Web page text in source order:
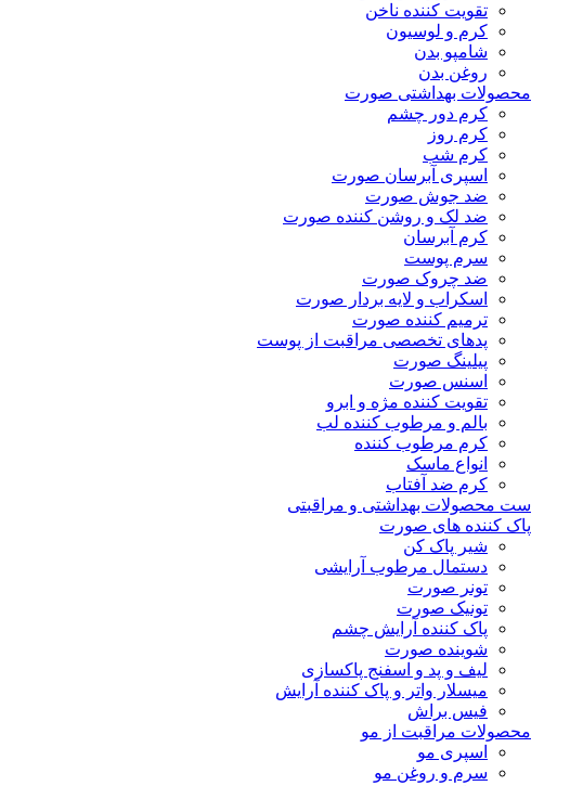
تقویت کننده ناخن
کرم و لوسیون
شامپو بدن
روغن بدن
محصولات بهداشتی صورت
کرم دور چشم
کرم روز
کرم شب
اسپری آبرسان صورت
ضد جوش صورت
ضد لک و روشن کننده صورت
کرم آبرسان
سرم پوست
ضد چروک صورت
اسکراب و لایه بردار صورت
ترمیم کننده صورت
پدهای تخصصی مراقبت از پوست
پیلینگ صورت
اسنس صورت
تقویت کننده مژه و ابرو
بالم و مرطوب کننده لب
کرم مرطوب کننده
انواع ماسک
کرم ضد آفتاب
ست محصولات بهداشتی و مراقبتی
پاک کننده های صورت
شیر پاک کن
دستمال مرطوب آرایشی
تونر صورت
تونیک صورت
پاک کننده آرایش چشم
شوینده صورت
لیف و پد و اسفنج پاکسازی
میسلار واتر و پاک کننده آرایش
فیس براش
محصولات مراقبت از مو
اسپری مو
سرم و روغن مو